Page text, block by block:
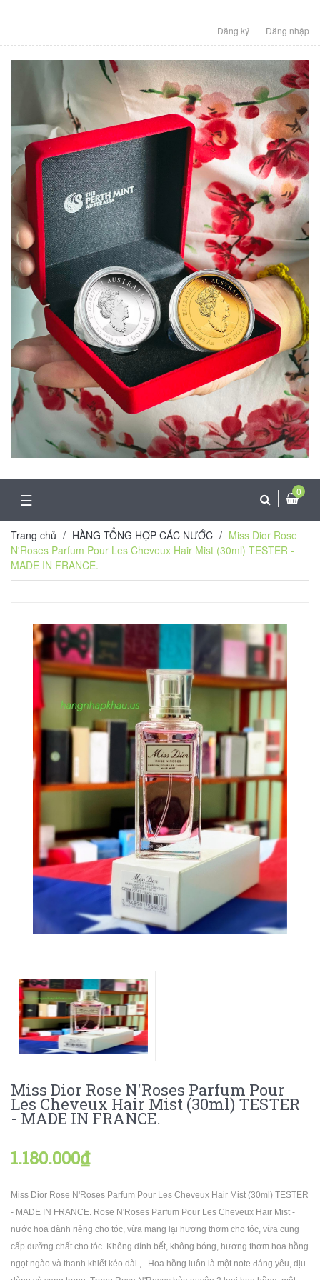
Đăng ký Đăng nhập
☰ 0
Trang chủ / HÀNG TỔNG HỢP CÁC NƯỚC / Miss Dior Rose
N'Roses Parfum Pour Les Cheveux Hair Mist (30ml) TESTER -
MADE IN FRANCE.
Miss Dior Rose N'Roses Parfum Pour
Les Cheveux Hair Mist (30ml) TESTER
- MADE IN FRANCE.
1.180.000₫
Miss Dior Rose N'Roses Parfum Pour Les Cheveux Hair Mist (30ml) TESTER
- MADE IN FRANCE. Rose N'Roses Parfum Pour Les Cheveux Hair Mist -
nước hoa dành riêng cho tóc, vừa mang lại hương thơm cho tóc, vừa cung
cấp dưỡng chất cho tóc. Không dính bết, không bóng, hương thơm hoa hồng
ngọt ngào và thanh khiết kéo dài ,.. Hoa hồng luôn là một note đáng yêu, dịu